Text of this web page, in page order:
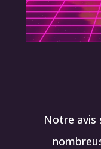
Notre avis